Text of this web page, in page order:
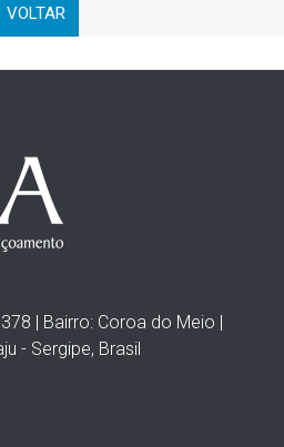
VOLTAR
| Bairro: Coroa do Meio |
- Sergipe, Brasil